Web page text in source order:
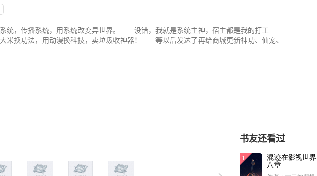
统，传播系统，用系统改变异世界。 没错，我就是系统主神，宿主都是我的打工
换功法，用动漫换科技，卖垃圾收神器！ 等以后发达了再给商城更新神功、仙宠、
书友还看过
1 混迹在影视世
八章